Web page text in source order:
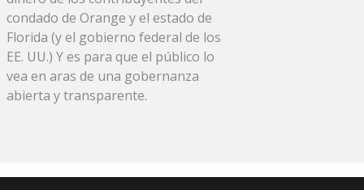
condado de Orange y el estado de
Florida (y el gobierno federal de los
EE. UU.) Y es para que el público lo
vea en aras de una gobernanza
abierta y transparente.